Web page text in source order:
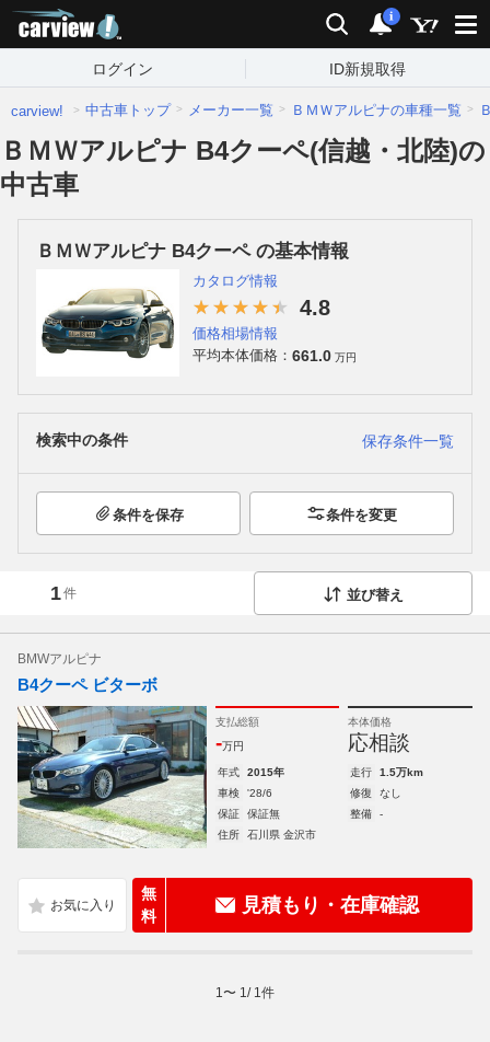
検索 通知
i
ログイン ID新規取得
carview! 中古車トップ メーカー一覧 ＢＭＷアルピナの車種一覧
ＢＭＷアルピナ B4クーペ(信越・北陸)の
中古車
ＢＭＷアルピナ B4クーペ の基本情報
カタログ情報
4.8
価格相場情報
平均本体価格： 661.0 万円
検索中の条件 保存条件一覧
条件を保存 条件を変更
1件 並び替え
BMWアルピナ
B4クーペ ビターボ
支払総額
-万円
本体価格
応相談
年式 2015年 走行
1.5万km
車検
'28/6 修復
なし
保証
保証無 整備
-
住所
石川県 金沢市
無
料
見積もり・在庫確認
1 〜 1 / 1 件